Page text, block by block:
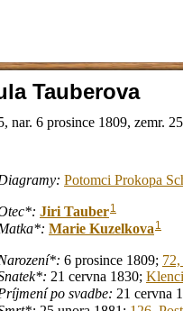
Tauberova
nar. 6 prosince 1809, zemr.
Potomci Prokopa
Jiri Tauber1
Marie Kuzelkova 1
6 prosince 1809;
21 cervna 1830;
po svadbe: 21 cervna